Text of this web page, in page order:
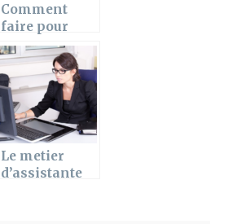
Comment
faire pour
trouver la
meilleure
voyance
gratuite
immédiate
sans email ?
Le metier
d’assistante